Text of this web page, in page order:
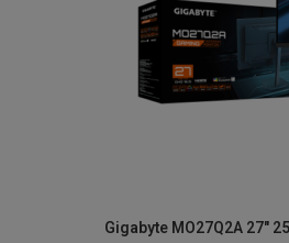
Gigabyte MO27Q2A 27"